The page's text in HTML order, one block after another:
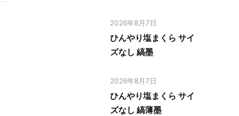
2026年8月7日
ひんやり塩まくら サイ
ズなし 縞墨
2026年8月7日
ひんやり塩まくら サイ
ズなし 縞薄墨